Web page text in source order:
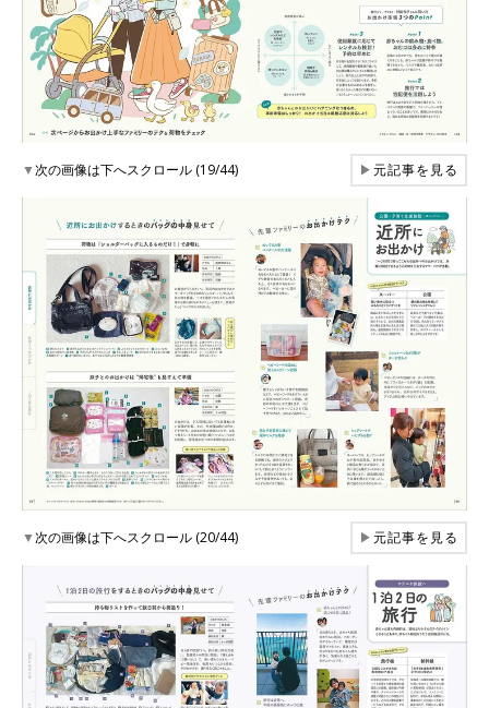
▼次の画像は下へスクロール (19/44) ▶元記事を見る
▼次の画像は下へスクロール (20/44) ▶元記事を見る